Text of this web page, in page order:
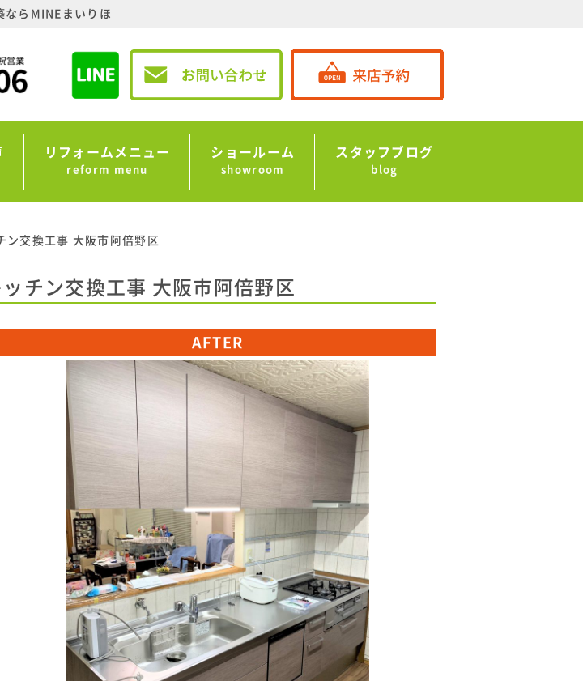
ならMINEまいりほ
リフォームメニュー
reform menu
ショールーム
showroom
スタッフブログ
blog
ン交換工事 大阪市阿倍野区
チン交換工事 大阪市阿倍野区
AFTER